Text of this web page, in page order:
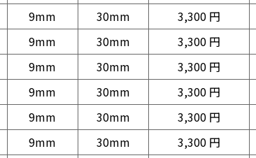
9mm 30mm 3,300 円
9mm 30mm 3,300 円
9mm 30mm 3,300 円
9mm 30mm 3,300 円
9mm 30mm 3,300 円
9mm 30mm 3,300 円